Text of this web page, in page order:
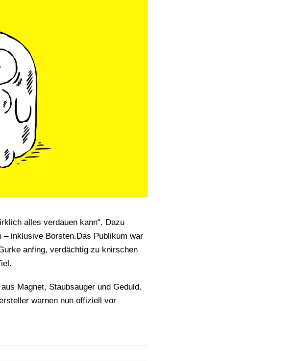
alles verdauen kann“. Dazu
inklusive Borsten.Das Publikum war
anfing, verdächtig zu knirschen
Magnet, Staubsauger und Geduld.
warnen nun offiziell vor